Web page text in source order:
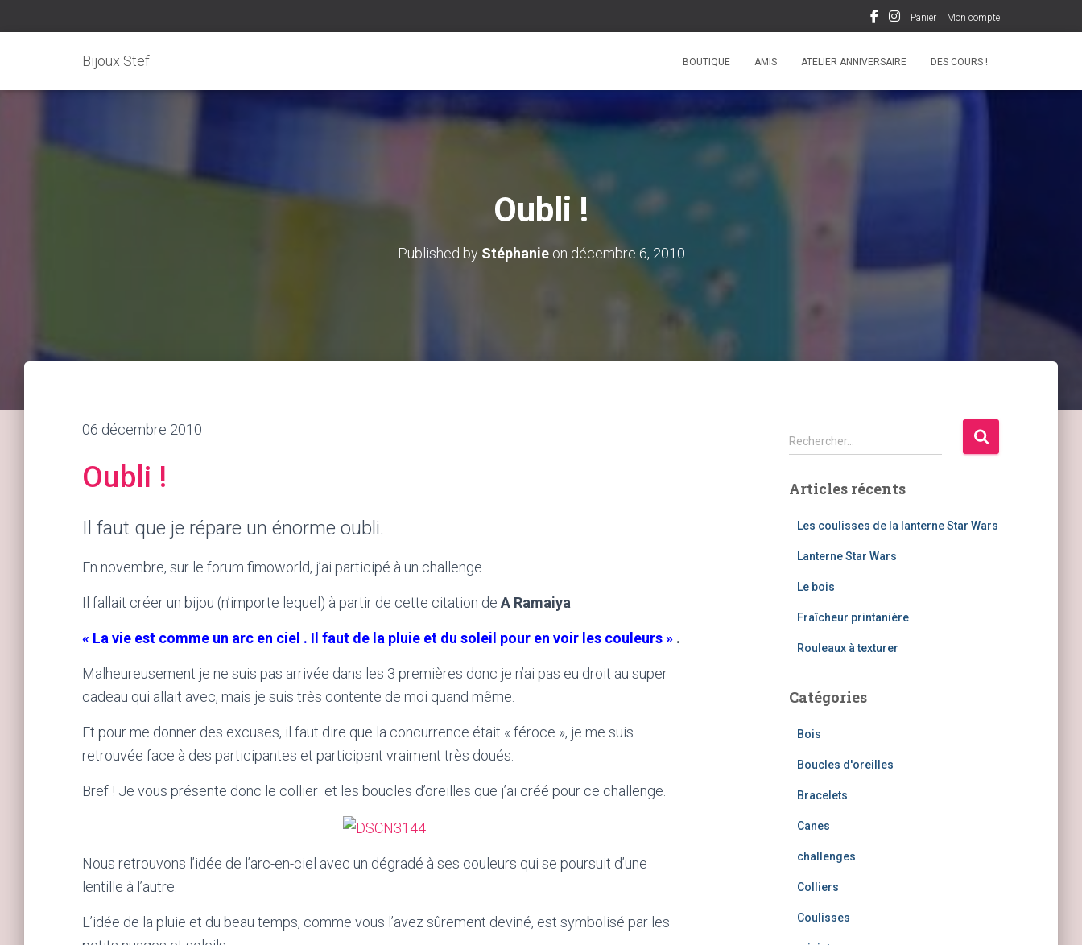
Panier Mon compte
Bijoux Stef BOUTIQUE AMIS ATELIER ANNIVERSAIRE DES COURS !
Oubli !
Published by Stéphanieon décembre 6, 2010
06 décembre 2010
Oubli !
Il faut que je répare un énorme oubli.
En novembre, sur le forum fimoworld, j’ai participé à un challenge.
Il fallait créer un bijou (n’importe lequel) à partir de cette citation de A Ramaiya
« La vie est comme un arc en ciel . Il faut de la pluie et du soleil pour en voir les couleurs » .
Malheureusement je ne suis pas arrivée dans les 3 premières donc je n’ai pas eu droit au super
cadeau qui allait avec, mais je suis très contente de moi quand même.
Et pour me donner des excuses, il faut dire que la concurrence était « féroce », je me suis
retrouvée face à des participantes et participant vraiment très doués.
Bref ! Je vous présente donc le collier et les boucles d’oreilles que j’ai créé pour ce challenge.
Nous retrouvons l’idée de l’arc-en-ciel avec un dégradé à ses couleurs qui se poursuit d’une
lentille à l’autre.
L’idée de la pluie et du beau temps, comme vous l’avez sûrement deviné, est symbolisé par les
R
e
h
Rechercher…
Articles récents
Les coulisses de la lanterne Star Wars
Lanterne Star Wars
Le bois
Fraîcheur printanière
Rouleaux à texturer
Catégories
Bois
Boucles d'oreilles
Bracelets
Canes
challenges
Colliers
Coulisses